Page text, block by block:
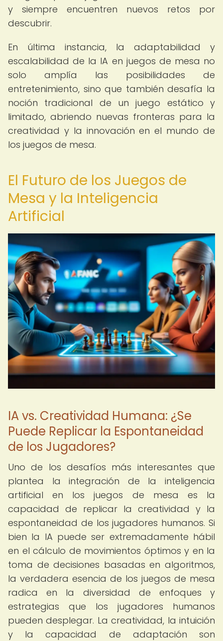
y siempre encuentren nuevos retos por
descubrir.
En última instancia, la adaptabilidad y
escalabilidad de la IA en juegos de mesa no
solo amplía las posibilidades de
entretenimiento, sino que también desafía la
noción tradicional de un juego estático y
limitado, abriendo nuevas fronteras para la
creatividad y la innovación en el mundo de
los juegos de mesa.
El Futuro de los Juegos de
Mesa y la Inteligencia
Artificial
IA vs. Creatividad Humana: ¿Se
Puede Replicar la Espontaneidad
de los Jugadores?
Uno de los desafíos más interesantes que
plantea la integración de la inteligencia
artificial en los juegos de mesa es la
capacidad de replicar la creatividad y la
espontaneidad de los jugadores humanos. Si
bien la IA puede ser extremadamente hábil
en el cálculo de movimientos óptimos y en la
toma de decisiones basadas en algoritmos,
la verdadera esencia de los juegos de mesa
radica en la diversidad de enfoques y
estrategias que los jugadores humanos
pueden desplegar. La creatividad, la intuición
y la capacidad de adaptación son